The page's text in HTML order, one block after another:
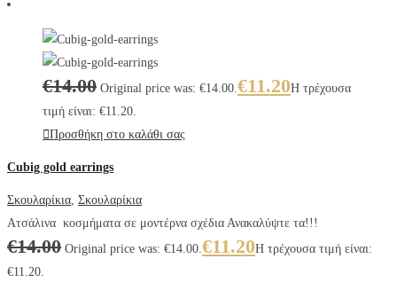
€14.00 Original price was: €14.00. €11.20Η τρέχουσα
τιμή είναι: €11.20.
Προσθήκη στο καλάθι σας
Cubig gold earrings
Σκουλαρίκια Σκουλαρίκια
Ατσάλινα κοσμήματα σε μοντέρνα σχέδια Ανακαλύψτε τα!!!
€14.00 Original price was: €14.00. €11.20Η τρέχουσα τιμή είναι:
€11.20.